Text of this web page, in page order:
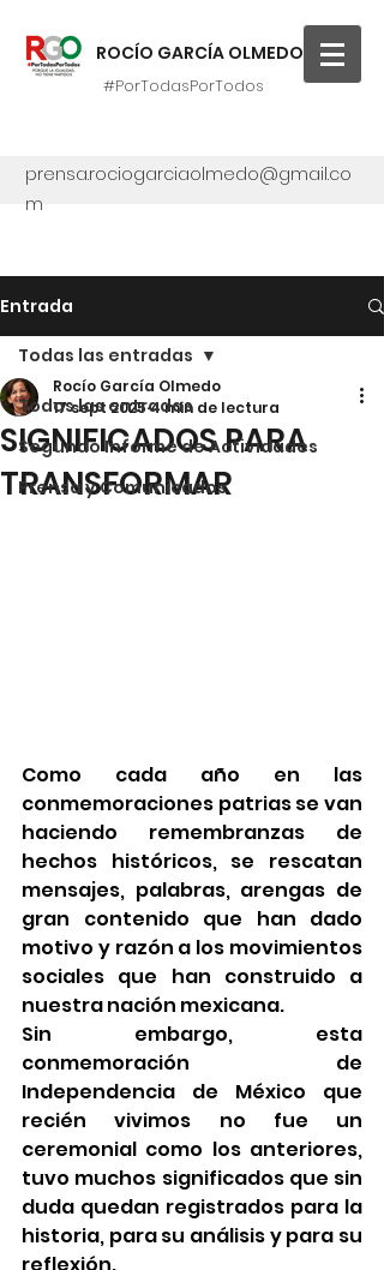
#PorTodasPorTodos
prensa.rociogarciaolmedo@gmail.co
m
ROCÍO GARCÍA OLMEDO
Entrada
Todas las entradas
Segundo Informe de Actividades
Prensa y Comunicados
Todas las entradas
SIGNIFICADOS PARA
TRANSFORMAR
Rocío García Olmedo
17 sept 20254 min de lectura
Como cada año en las
conmemoraciones patrias se van
haciendo remembranzas de
hechos históricos, se rescatan
mensajes, palabras, arengas de
gran contenido que han dado
motivo y razón a los movimientos
sociales que han construido a
nuestra nación mexicana.
Sin embargo, esta
conmemoración de
Independencia de México que
recién vivimos no fue un
ceremonial como los anteriores,
tuvo muchos significados que sin
duda quedan registrados para la
historia, para su análisis y para su